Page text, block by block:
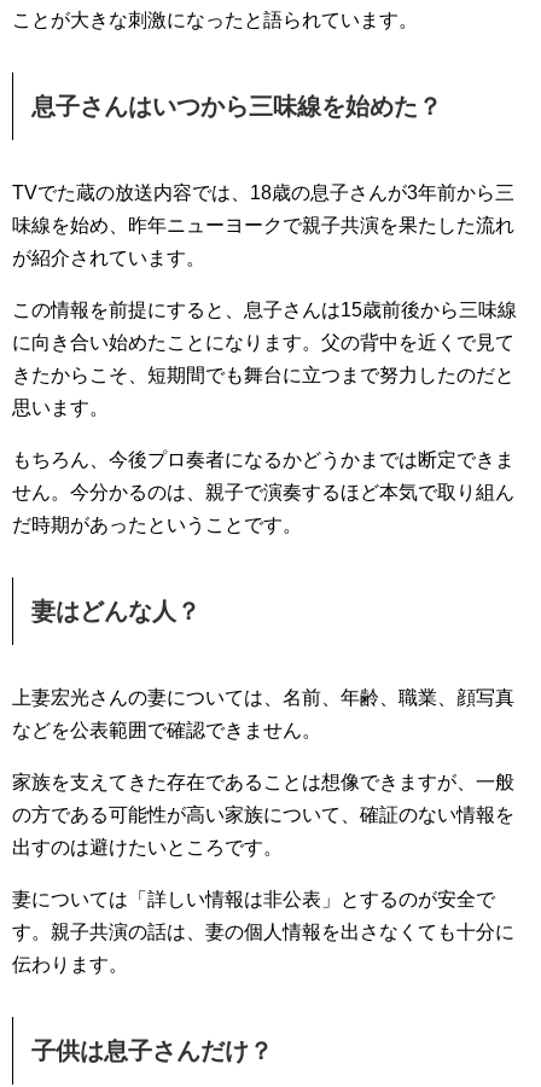
ことが大きな刺激になったと語られています。
息子さんはいつから三味線を始めた？
TVでた蔵の放送内容では、18歳の息子さんが3年前から三
味線を始め、昨年ニューヨークで親子共演を果たした流れ
が紹介されています。
この情報を前提にすると、息子さんは15歳前後から三味線
に向き合い始めたことになります。父の背中を近くで見て
きたからこそ、短期間でも舞台に立つまで努力したのだと
思います。
もちろん、今後プロ奏者になるかどうかまでは断定できま
せん。今分かるのは、親子で演奏するほど本気で取り組ん
だ時期があったということです。
妻はどんな人？
上妻宏光さんの妻については、名前、年齢、職業、顔写真
などを公表範囲で確認できません。
家族を支えてきた存在であることは想像できますが、一般
の方である可能性が高い家族について、確証のない情報を
出すのは避けたいところです。
妻については「詳しい情報は非公表」とするのが安全で
す。親子共演の話は、妻の個人情報を出さなくても十分に
伝わります。
子供は息子さんだけ？